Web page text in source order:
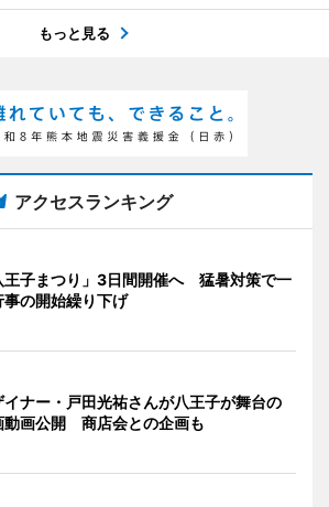
もっと見る
アクセスランキング
王子まつり」3日間開催へ 猛暑対策で一
事の開始繰り下げ
イナー・戸田光祐さんが八王子が舞台の
動画公開 商店会との企画も